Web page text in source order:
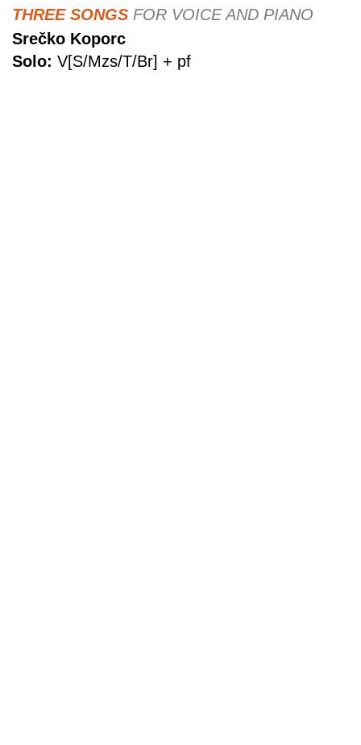
THREE SONGS FOR VOICE AND PIANO
Srečko Koporc
Solo: V[S/Mzs/T/Br] + pf